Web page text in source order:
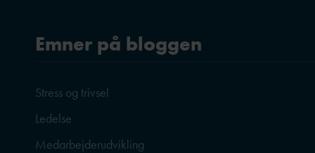
Emner på bloggen
Stress og trivsel
Ledelse
Medarbejderudvikling